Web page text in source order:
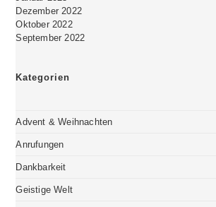
Dezember 2022
Oktober 2022
September 2022
Kategorien
Advent & Weihnachten
Anrufungen
Dankbarkeit
Geistige Welt